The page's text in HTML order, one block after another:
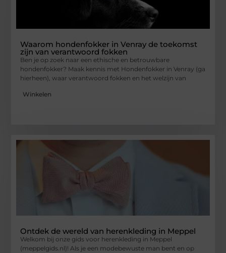
Waarom hondenfokker in Venray de toekomst
zijn van verantwoord fokken
Ben je op zoek naar een ethische en betrouwbare
hondenfokker? Maak kennis met Hondenfokker in Venray (ga
hierheen), waar verantwoord fokken en het welzijn van
Winkelen
Ontdek de wereld van herenkleding in Meppel
Welkom bij onze gids voor herenkleding in Meppel
(meppelgids.nl)! Als je een modebewuste man bent en op